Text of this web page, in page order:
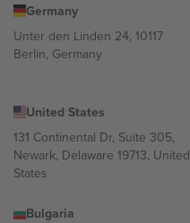
Germany
Unter den Linden 24, 10117
Berlin, Germany
United States
131 Continental Dr, Suite 305,
Newark, Delaware 19713, United
States
Bulgaria